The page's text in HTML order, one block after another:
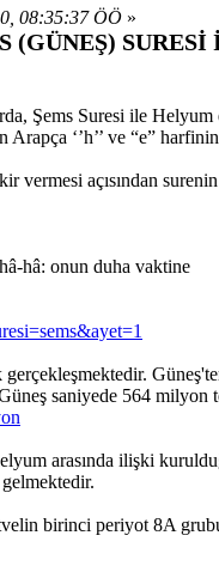
08:35:37 ÖÖ »
(GÜNEŞ)
Şems Suresi ile
‘’h’’ ve “e”
vermesi açısından
hâ: onun duha vaktine
Güneş saniyede 564
arasında ilişki
birinci periyot 8A